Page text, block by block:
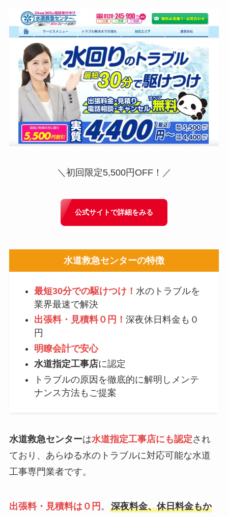
＼初回限定5,500円OFF！／
公式サイトで詳細をみる
水道救急センターの特徴
最短30分での駆けつけ！ 水のトラブルを
業界最速で解決
出張料・見積料０円！深夜休日料金も０
円
明瞭会計で安心
水道指定工事店に認定
トラブルの原因を徹底的に解明しメンテ
ナンス方法もご提案
水道救急センターは水道指定工事店にも認定され
ており、あらゆる水のトラブルに対応可能な水道
工事専門業者です。
出張料・見積料は０円 。 深夜料金、休日料金もか